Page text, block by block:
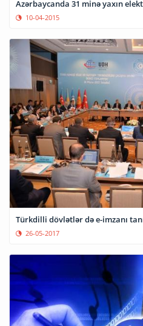
Azərbaycanda 31 minə yaxın
10-04-2015
Türkdilli dövlətlər də e-imzanı
26-05-2017